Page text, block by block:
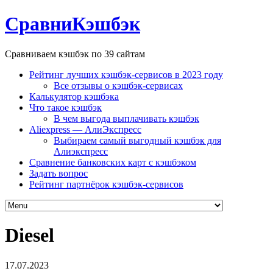
СравниКэшбэк
Сравниваем кэшбэк по 39 сайтам
Рейтинг лучших кэшбэк-сервисов в 2023 году
Все отзывы о кэшбэк-сервисах
Калькулятор кэшбэка
Что такое кэшбэк
В чем выгода выплачивать кэшбэк
Aliexpress — АлиЭкспресс
Выбираем самый выгодный кэшбэк для
Алиэкспресс
Сравнение банковских карт с кэшбэком
Задать вопрос
Рейтинг партнёрок кэшбэк-сервисов
Diesel
17.07.2023